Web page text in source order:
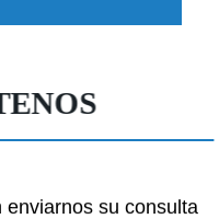
enviarnos su consulta